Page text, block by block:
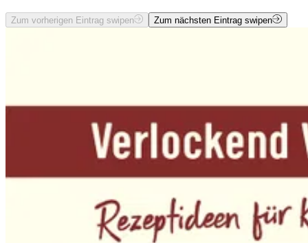
Zum vorherigen Eintrag swipen Zum nächsten Eintrag swipen